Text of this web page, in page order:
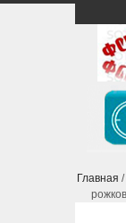
Главная /